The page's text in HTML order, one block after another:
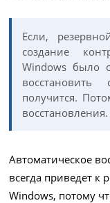
Если,
создание
Windows было
получится.
восстановления.
Автоматическое
всегда приведет
Windows, потому